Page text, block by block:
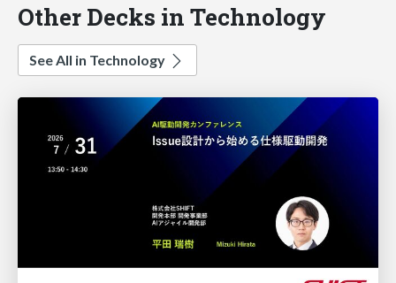
Other Decks in Technology
See All in Technology